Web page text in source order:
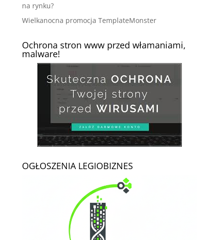
na rynku?
Wielkanocna promocja TemplateMonster
Ochrona stron www przed włamaniami,
malware!
OGŁOSZENIA LEGIOBIZNES